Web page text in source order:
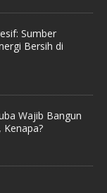
Sumber
Bersih di
Wajib Bangun
Kenapa?